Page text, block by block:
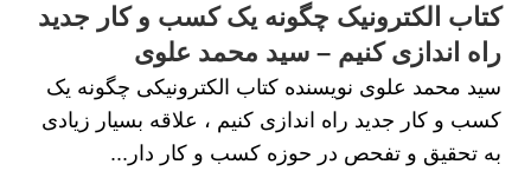
کتاب الکترونیک چگونه یک کسب و کار جدید
راه اندازی کنیم – سید محمد علوی
سید محمد علوی نویسنده کتاب الکترونیکی چگونه یک
کسب و کار جدید راه اندازی کنیم ، علاقه بسیار زیادی
به تحقیق و تفحص در حوزه کسب و کار دار...